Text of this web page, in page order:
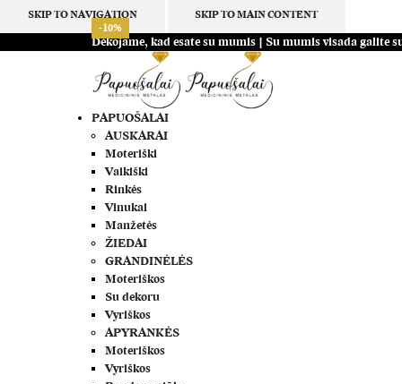
SKIP TO NAVIGATION SKIP TO MAIN CONTENT
Dėkojame, kad esate su mumis | Su mumis visada galite
PAPUOŠALAI
AUSKARAI
Moteriški
Vaikiški
Rinkės
Vinukai
Manžetės
ŽIEDAI
GRANDINĖLĖS
Moteriškos
Su dekoru
Vyriškos
APYRANKĖS
Moteriškos
Vyriškos
-10%
-10%
-10%
-10%
-10%
-10%
-10%
-10%
-10%
-10%
-10%
-10%